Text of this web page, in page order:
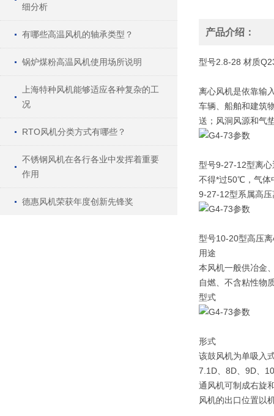
细分析
有哪些高温风机的轴承类型？
锅炉煤粉高温风机使用场所说明
上海特种风机能够适应各种复杂的工
况
RTO风机分类方式有哪些？
不锈钢风机在各行各业中发挥着重要
作用
德惠风机荣获年度创新先锋奖
产品介绍：
型号2.8-28 材质
离心风机是依靠输
车辆、船舶和建筑
送；风洞风源和气
型号9-27-12型离
不得*过50℃，气体
9-27-12型系属高
型号10-20型高压
用途
本风机一般供冶金
自燃、不含粘性物
型式
形式
该鼓风机为单吸入
7.1D、8D、9D、
通风机可制成右旋
风机的出口位置以